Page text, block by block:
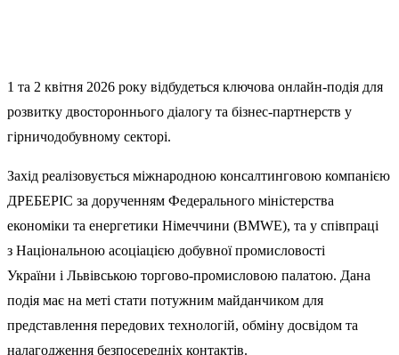
1 та 2 квітня 2026 року відбудеться ключова онлайн-подія для
розвитку двостороннього діалогу та бізнес-партнерств у
гірничодобувному секторі.
Захід реалізовується міжнародною консалтинговою компанією
ДРЕБЕРІС за дорученням Федерального міністерства
економіки та енергетики Німеччини (BMWE), та у співпраці
з Національною асоціацією добувної промисловості
України і Львівською торгово-промисловою палатою. Дана
подія має на меті стати потужним майданчиком для
представлення передових технологій, обміну досвідом та
налагодження безпосередніх контактів.